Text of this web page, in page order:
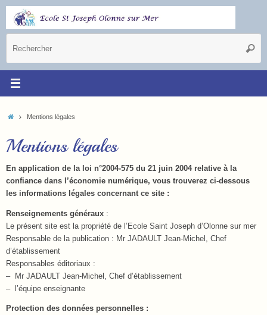
Mentions légales
Mentions légales
En application de la loi n°2004-575 du 21 juin 2004 relative à la
confiance dans l’économie numérique, vous trouverez ci-dessous
les informations légales concernant ce site :
Renseignements généraux :
Le présent site est la propriété de l’Ecole Saint Joseph d’Olonne sur mer
Responsable de la publication : Mr JADAULT Jean-Michel, Chef
d’établissement
Responsables éditoriaux :
– Mr JADAULT Jean-Michel, Chef d’établissement
– l’équipe enseignante
Protection des données personnelles :